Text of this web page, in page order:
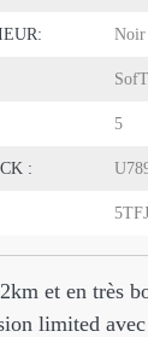
Noir
5
:
et en très
limited